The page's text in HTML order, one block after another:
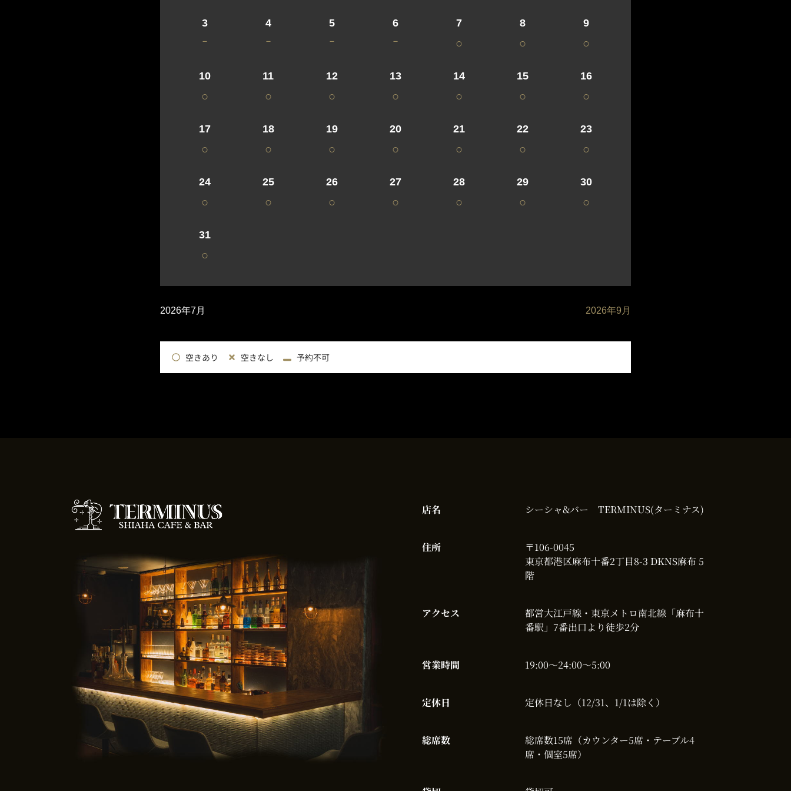
3
－
4
－
5
－
6
－
7
○
8
○
9
○
10
○
11
○
12
○
13
○
14
○
15
○
16
○
17
○
18
○
19
○
20
○
21
○
22
○
23
○
24
○
25
○
26
○
27
○
28
○
29
○
30
○
31
○
2026年7月 2026年9月
空きあり 空きなし 予約不可
店名 シーシャ&バー TERMINUS(ターミナス)
住所
〒106-0045
東京都港区麻布十番2丁目8-3 DKNS麻布 5
階
アクセス
都営大江戸線・東京メトロ南北線「麻布十
番駅」7番出口より徒歩2分
営業時間 19:00〜24:00～5:00
定休日 定休日なし（12/31、1/1は除く）
総席数 総席数15席（カウンター5席・テーブル4
席・個室5席）